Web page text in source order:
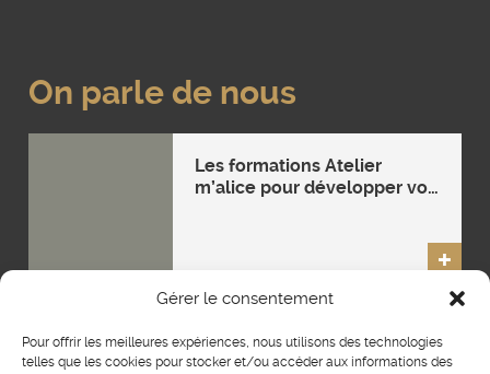
Gérer le consentement
Pour offrir les meilleures expériences, nous utilisons des technologies
telles que les cookies pour stocker et/ou accéder aux informations des
Mentions légales Plan du site CGV
On parle de nous
Les formations Atelier
m’alice pour développer vos